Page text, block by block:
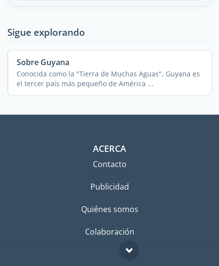
Sigue explorando
Sobre Guyana
Conocida como la "Tierra de Muchas Aguas", Guyana es
el tercer país más pequeño de América ...
ACERCA
Contacto
Publicidad
Quiénes somos
Colaboración